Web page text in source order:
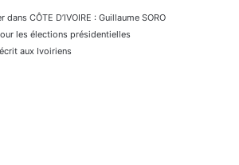
dans CÔTE D’IVOIRE : Guillaume SORO
les élections présidentielles
aux Ivoiriens